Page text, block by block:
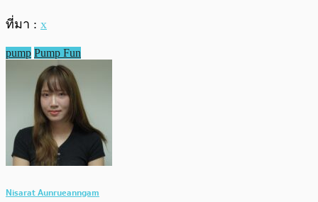
ที่มา : x
pump Pump Fun
Nisarat Aunrueanngam